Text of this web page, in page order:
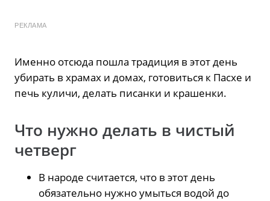
РЕКЛАМА
Именно отсюда пошла традиция в этот день
убирать в храмах и домах, готовиться к Пасхе и
печь куличи, делать писанки и крашенки.
Что нужно делать в чистый
четверг
В народе считается, что в этот день
обязательно нужно умыться водой до